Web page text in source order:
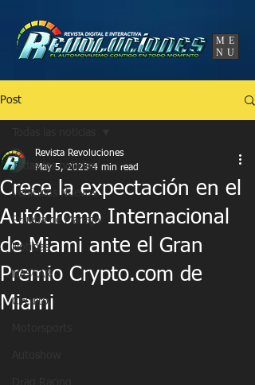
ME
NU
Post
Todas las noticias
Vehículos Nuevos
Prueba de Manejo
Noticias
NASCAR
Circuito
Crece la expectación en el
Autódromo Internacional
de Miami ante el Gran
Premio Crypto.com de
Miami
Revista Revoluciones
May 5, 2023 4 min read